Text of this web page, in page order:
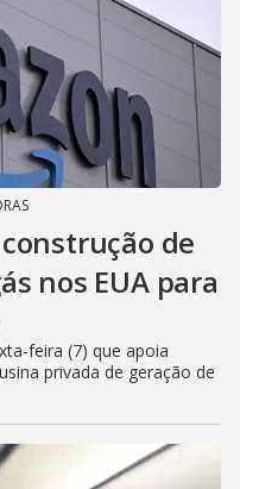
de
nos EUA para
feira (7) que apoia
privada de geração de